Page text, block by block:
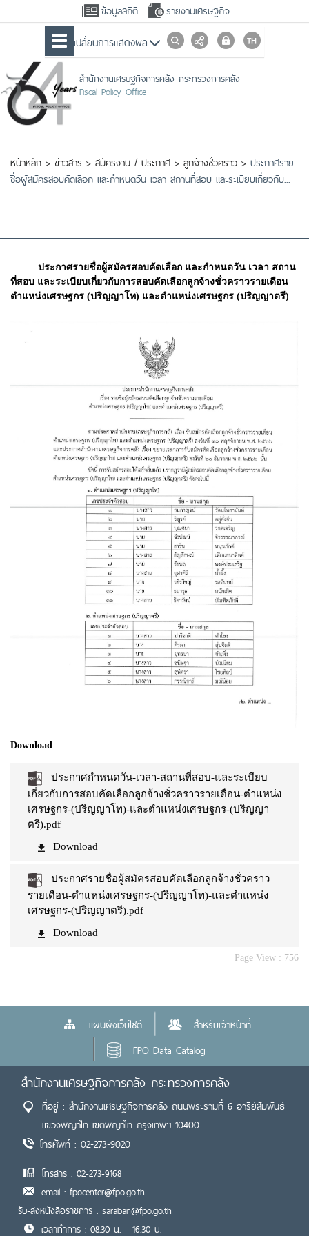
ข้อมูลสถิติ รายงานเศรษฐกิจ
เปลื่ยนการแสดงผล
สำนักงานเศรษฐกิจการคลัง กระทรวงการคลัง
Fiscal Policy Office
หน้าหลัก > ข่าวสาร > สมัครงาน / ประกาศ > ลูกจ้างชั่วคราว > ประกาศราย
ชื่อผู้สมัครสอบคัดเลือก และกำหนดวัน เวลา สถานที่สอบ และระเบียบเกี่ยวกับ...
ประกาศรายชื่อผู้สมัครสอบคัดเลือก และกำหนดวัน เวลา สถาน
ที่สอบ และระเบียบเกี่ยวกับการสอบคัดเลือกลูกจ้างชั่วคราวรายเดือน
ตำแหน่งเศรษฐกร (ปริญญาโท) และตำแหน่งเศรษฐกร (ปริญญาตรี)
Download
ประกาศกำหนดวัน-เวลา-สถานที่สอบ-และระเบียบ
เกี่ยวกับการสอบคัดเลือกลูกจ้างชั่วคราวรายเดือน-ตำแหน่ง
เศรษฐกร-(ปริญญาโท)-และตำแหน่งเศรษฐกร-(ปริญญา
ตรี).pdf
Download
ประกาศรายชื่อผู้สมัครสอบคัดเลือกลูกจ้างชั่วคราว
รายเดือน-ตำแหน่งเศรษฐกร-(ปริญญาโท)-และตำแหน่ง
เศรษฐกร-(ปริญญาตรี).pdf
Download
Page View : 756
แผนผังเว็บไซต์
สำหรับเจ้าหน้าที่
FPO Data Catalog
สำนักงานเศรษฐกิจการคลัง กระทรวงการคลัง
ที่อยู่ : สำนักงานเศรษฐกิจการคลัง ถนนพระรามที่ 6 อารีย์สัมพันธ์
แขวงพญาไท เขตพญาไท กรุงเทพฯ 10400
โทรศัพท์ : 02-273-9020
โทรสาร : 02-273-9168
email : fpocenter@fpo.go.th
รับ-ส่งหนังสือราชการ : saraban@fpo.go.th
เวลาทำการ : 08.30 น. - 16.30 น.